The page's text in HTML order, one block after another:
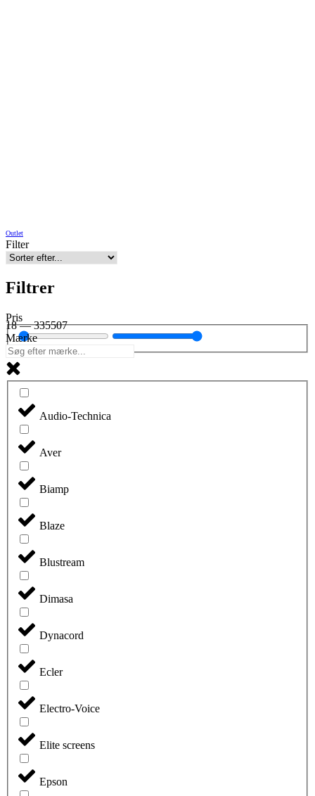
Outlet
Filter
Filtrer
Pris
18—335507
Mærke
Audio-Technica
Aver
Biamp
Blaze
Blustream
Dimasa
Dynacord
Ecler
Electro-Voice
Elite screens
Epson